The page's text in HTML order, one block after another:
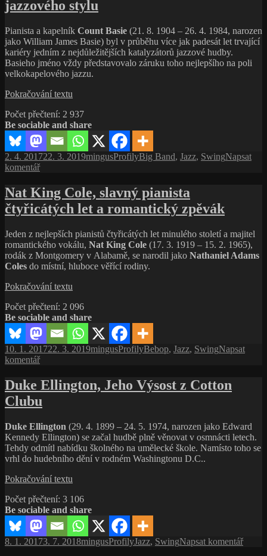
kontrabasové
Blues
Of
Israel
jazzového stylu
Pianista a kapelník Count Basie (21. 8. 1904 – 26. 4. 1984, narozen
jako William James Basie) byl v průběhu více jak padesát let trvající
kariéry jedním z nejdůležitějších katalyzátorů jazzové hudby.
Basieho jméno vždy představovalo záruku toho nejlepšího na poli
velkokapelového jazzu.
Pokračování textu
symbol
kansaského
jazzového
stylu
Počet přečtení: 2 937
Be sociable and share
Publikováno:
2. 4. 201722. 3. 2019Autor:
mingusRubriky:
ProfilyŠtítky:
Big Band, Jazz, SwingNapsat
komentářpro
s
názvem
Count
symbol
kansaského
jazzového
stylu
Nat King Cole, slavný pianista
čtyřicátých let a romantický zpěvák
Jeden z nejlepších pianistů čtyřicátých let minulého století a majitel
romantického vokálu, Nat King Cole (17. 3. 1919 – 15. 2. 1965),
rodák z Montgomery v Alabamě, se narodil jako Nathaniel Adams
Coles do místní, hluboce věřící rodiny.
Pokračování textu
Cole,
slavný
pianista
čtyřicátých
let
Počet přečtení: 2 096
Be sociable and share
Publikováno:
10. 1. 201722. 3. 2019Autor:
mingusRubriky:
ProfilyŠtítky:
Bebop, Jazz, SwingNapsat
komentářpro
s
názvem
Nat
Cole,
slavný
pianista
čtyřicátých
a romantický
Duke Ellington, Jeho Výsost z Cotton
Clubu
Duke Ellington (29. 4. 1899 – 24. 5. 1974, narozen jako Edward
Kennedy Ellington) se začal hudbě plně věnovat v osmnácti letech.
Tehdy odmítl nabídku školného na umělecké škole. Namísto toho se
vrhl do hudebního dění v rodném Washingtonu D.C..
Pokračování textu
Jeho
Výsost
z Cotton
Clubu
Počet přečtení: 3 106
Be sociable and share
Publikováno:
8. 1. 20173. 7. 2018Autor:
mingusRubriky:
ProfilyŠtítky:
Jazz, SwingNapsat komentářpro